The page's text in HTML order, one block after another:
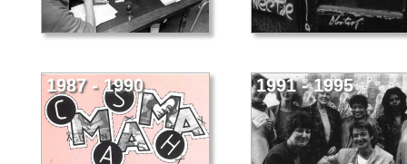
1987 - 1990 1991 - 1995